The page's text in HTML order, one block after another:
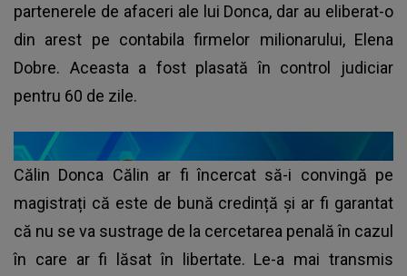
partenerele de afaceri ale lui Donca, dar au eliberat-o
din arest pe contabila firmelor milionarului, Elena
Dobre. Aceasta a fost plasată în control judiciar
pentru 60 de zile.
Călin Donca Călin ar fi încercat să-i convingă pe
magistrați că este de bună credință și ar fi garantat
că nu se va sustrage de la cercetarea penală în cazul
în care ar fi lăsat în libertate. Le-a mai transmis